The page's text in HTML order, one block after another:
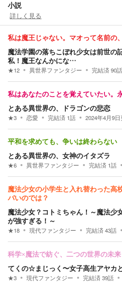
小説
詳しく見る
私は魔王じゃない。マオって名前の
魔法学園の落ちこぼれ少女は前世の
私！魔王なんかにな…
★12 異世界ファンタジー 完結済90話
私はあなたのことを覚えていたい。
とある異世界の、ドラゴンの悲恋
★3 恋愛 完結済 1話 2024年4月9日
平和を求めても、争いは終わらない
とある異世界の、女神のイタズラ
★6 異世界ファンタジー 完結済 1話
魔法少女の小学生と入れ替わった高
バいのでは？
魔法少女？コトミちゃん！～魔法少
が強すぎる！～
★18 現代ファンタジー 完結済43話
科学×魔法で紡ぐ、二つの世界の未来
てくの☆まじっく〜女子高生アヤカ
★3 現代ファンタジー 完結済39話